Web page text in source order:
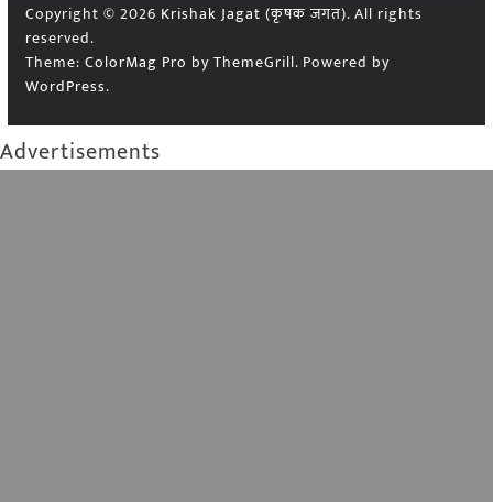
Copyright © 2026 Krishak Jagat (कृषक जगत). All rights
reserved.
Theme: ColorMag Pro by ThemeGrill. Powered by
WordPress.
Advertisements